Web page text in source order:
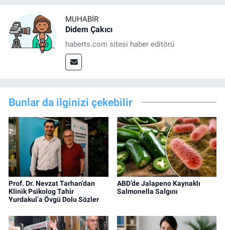
MUHABIR
Didem Çakıcı
haberts.com sitesi haber editörü
Bunlar da ilginizi çekebilir
Prof. Dr. Nevzat Tarhan’dan
Klinik Psikolog Tahir
Yurdakul’a Övgü Dolu Sözler
ABD’de Jalapeno Kaynaklı
Salmonella Salgını